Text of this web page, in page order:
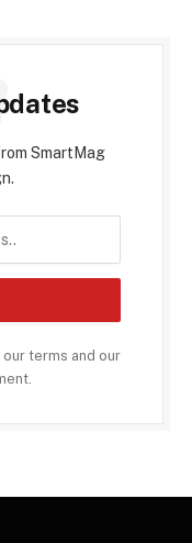
SmartMag
terms and our